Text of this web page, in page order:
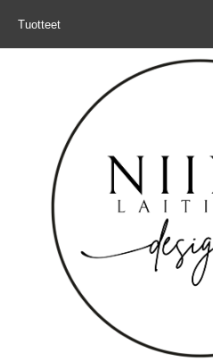
Tuotteet